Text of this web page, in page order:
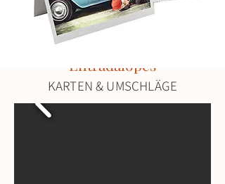
Entradalopes
KARTEN & UMSCHLÄGE